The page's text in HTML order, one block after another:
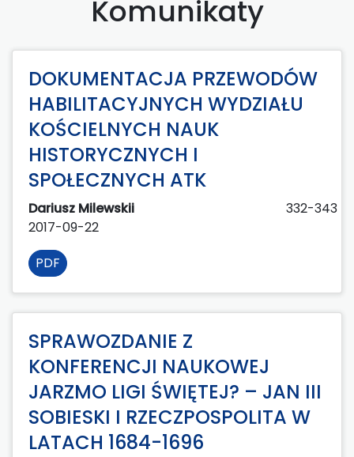
Komunikaty
DOKUMENTACJA PRZEWODÓW
HABILITACYJNYCH WYDZIAŁU
KOŚCIELNYCH NAUK
HISTORYCZNYCH I
SPOŁECZNYCH ATK
Dariusz Milewskii
332-343
2017-09-22
PDF
SPRAWOZDANIE Z
KONFERENCJI NAUKOWEJ
JARZMO LIGI ŚWIĘTEJ? – JAN III
SOBIESKI I RZECZPOSPOLITA W
LATACH 1684-1696